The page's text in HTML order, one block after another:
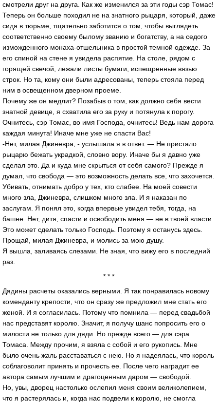
смотрели друг на друга. Как же изменился за эти годы сэр Томас!
Теперь он больше походил не на знатного рыцаря, который, даже
сидя в тюрьме, тщательно заботится о том, чтобы выглядеть
соответственно своему былому званию и богатству, а на седого
изможденного монаха-отшельника в простой темной одежде. За
его спиной на стене я увидела распятие. На столе, рядом с
горящей свечой, лежали листы бумаги, испещренные вязью
строк. Но та, кому они были адресованы, теперь стояла перед
ним в освещенном дверном проеме.
Почему же он медлит? Позабыв о том, как должно себя вести
знатной девице, я схватила его за руку и потянула к порогу.
Очнитесь, сэр Томас, во имя Господа, очнитесь! Ведь нам дорога
каждая минута! Иначе мне уже не спасти Вас!
-Нет, милая Джиневра, - услышала я в ответ. — Не пристало
рыцарю бежать украдкой, словно вору. Иначе бы я давно уже
сделал это. Да и куда мне скрыться от себя самого? Прежде я
думал, что свобода — это возможность делать все, что захочется.
Убивать, отнимать добро у тех, кто слабее. На моей совести
много зла, Джиневра, слишком много зла. И я наказан по
заслугам. Я понял это, когда впервые увидел тебя, тогда, на
башне. Нет, дитя, спасти и освободить меня — не в твоей власти.
Это может сделать только Господь. Поэтому я останусь здесь.
Прощай, милая Джиневра, и молись за мою душу.
Я вышла, заливаясь слезами. Не зная, что вижу его в последний
раз.
* * *
Дядины расчеты оказались верными. Я так понравилась новому
коменданту крепости, что он сразу же предложил мне стать его
женой. И я согласилась. Потому что помнила — перед свадьбой
нас представят королю. Значит, я получу шанс попросить его о
милости не только для дяди. Но прежде всего — для сэра
Томаса. Между прочим, я взяла с собой и его рукопись. Мне
было очень жаль расставаться с нею. Но я надеялась, что король
соблаговолит принять и прочесть ее. После чего наградит ее
автора самым лучшим и драгоценным даром — свободой.
Но, увы, дворец настолько ослепил меня своим великолепием,
что я растерялась и, когда нас подвели к королю, не смогла